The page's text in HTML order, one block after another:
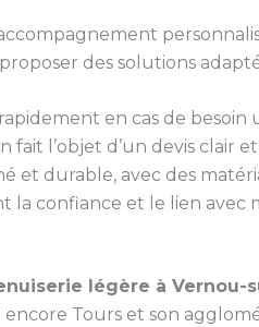
des solutions
en cas de besoin
fait l’objet d’un devis clair
et durable, avec des
la confiance et le lien
légère à Vernou-
Tours et son